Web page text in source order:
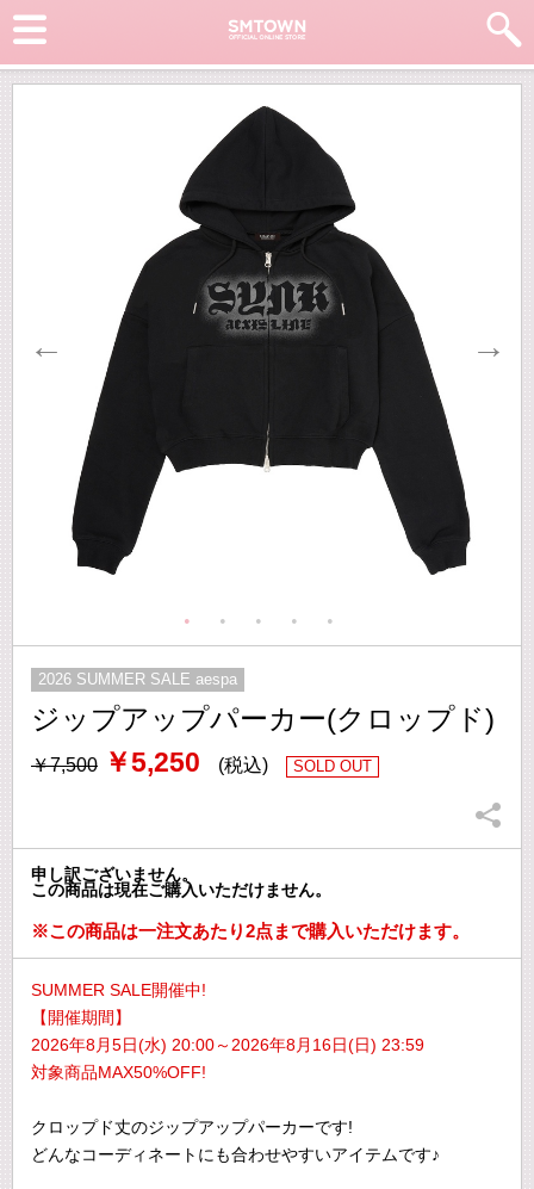
ジップアップパーカー(クロップド)
￥7,500 ￥5,250 (税込) SOLD OUT
2026 SUMMER SALE aespa
申し訳ございません。
この商品は現在ご購入いただけません。
※この商品は一注文あたり2点まで購入いただけます。
SUMMER SALE開催中!
【開催期間】
2026年8月5日(水) 20:00～2026年8月16日(日) 23:59
対象商品MAX50%OFF!
クロップド丈のジップアップパーカーです!
どんなコーディネートにも合わせやすいアイテムです♪